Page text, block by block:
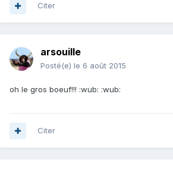
Citer
arsouille
Posté(e) le 6 août 2015
oh le gros boeuf!!! :wub: :wub:
Citer